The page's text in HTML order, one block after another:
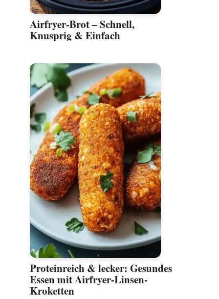
Airfryer-Brot – Schnell,
Knusprig & Einfach
Proteinreich & lecker: Gesundes
Essen mit Airfryer-Linsen-
Kroketten